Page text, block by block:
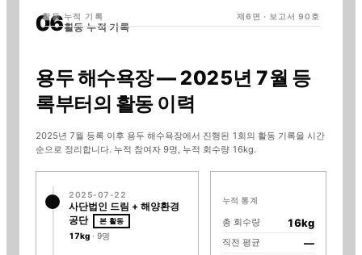
활동 누적 기록 제6면 · 보고서 90호
활동 누적 기록
용두 해수욕장—2025년 7월 등
록부터의 활동 이력
2025년 7월 등록 이후 용두 해수욕장에서 진행된 1 회의 활동 기록을 시간
순으로 정리합니다. 누적 참여자 9명, 누적 회수량 16kg.
2025-07-22
사단법인 드림 + 해양환경
공단
17kg · 9명
누적 통계
총 회수량 16kg
직전 평균 —